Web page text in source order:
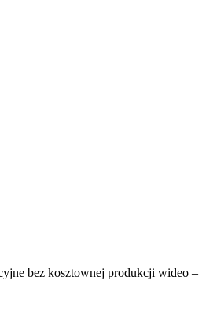
bez kosztownej produkcji wideo –